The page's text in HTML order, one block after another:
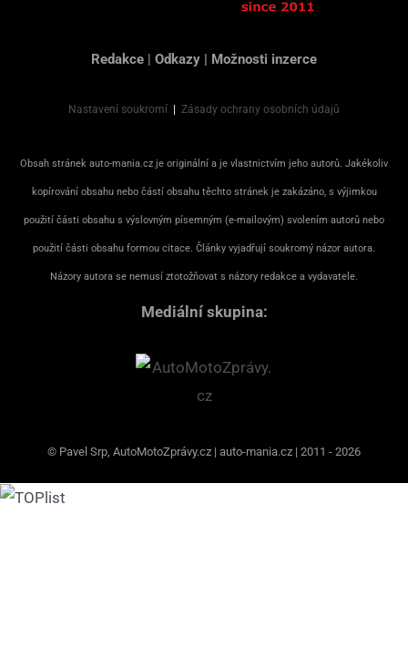
Redakce | Odkazy | Možnosti inzerce
Nastavení soukromí Zásady ochrany osobních údajů
Obsah stránek auto-mania.cz je originální a je vlastnictvím jeho autorů. Jakékoliv
kopírování obsahu nebo částí obsahu těchto stránek je zakázáno, s výjimkou
použití části obsahu s výslovným písemným (e-mailovým) svolením autorů nebo
použití části obsahu formou citace. Články vyjadřují soukromý názor autora.
Názory autora se nemusí ztotožňovat s názory redakce a vydavatele.
Mediální skupina:
© Pavel Srp, AutoMotoZprávy.cz | auto-mania.cz | 2011 - 2026